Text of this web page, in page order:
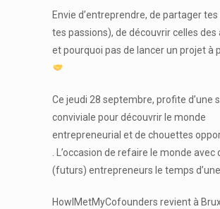
Envie d’entreprendre, de partager
tes passions), de découvrir celles des
et pourquoi pas de lancer un projet à
Ce jeudi 28 septembre, profite d’une
conviviale pour découvrir le monde
entrepreneurial et de chouettes
. L’occasion de refaire le monde avec
(futurs) entrepreneurs le temps
HowIMetMyCofounders revient à